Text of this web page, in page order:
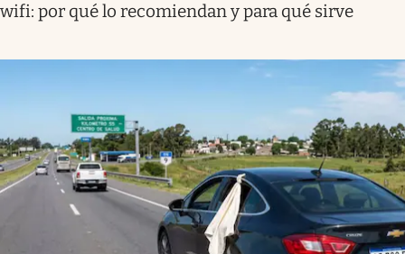
wifi: por qué lo recomiendan y para qué sirve